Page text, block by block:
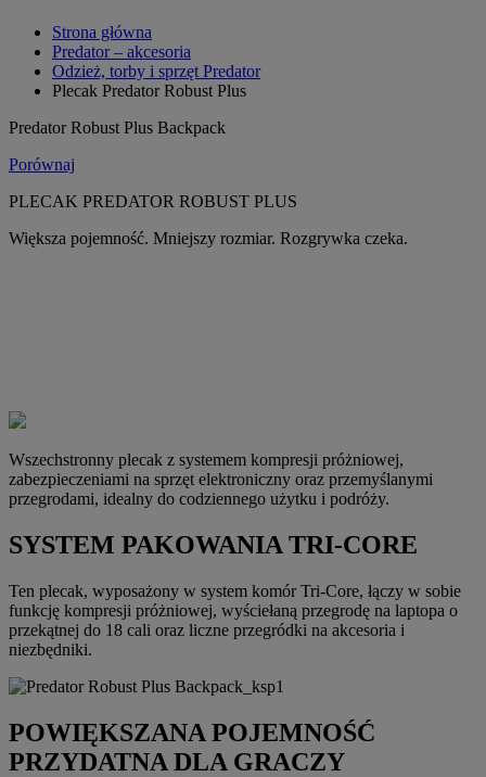
Strona główna
Predator – akcesoria
Odzież, torby i sprzęt Predator
Plecak Predator Robust Plus
Predator Robust Plus Backpack
Porównaj
PLECAK PREDATOR ROBUST PLUS
Większa pojemność. Mniejszy rozmiar. Rozgrywka czeka.
Wszechstronny plecak z systemem kompresji próżniowej,
zabezpieczeniami na sprzęt elektroniczny oraz przemyślanymi
przegrodami, idealny do codziennego użytku i podróży.
SYSTEM PAKOWANIA TRI-CORE
Ten plecak, wyposażony w system komór Tri-Core, łączy w sobie
funkcję kompresji próżniowej, wyściełaną przegrodę na laptopa o
przekątnej do 18 cali oraz liczne przegródki na akcesoria i
niezbędniki.
POWIĘKSZANA POJEMNOŚĆ
PRZYDATNA DLA GRACZY